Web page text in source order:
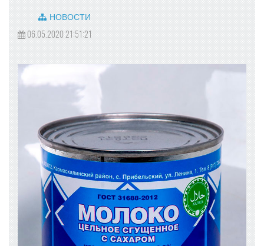
НОВОСТИ
06.05.2020 21:51:21